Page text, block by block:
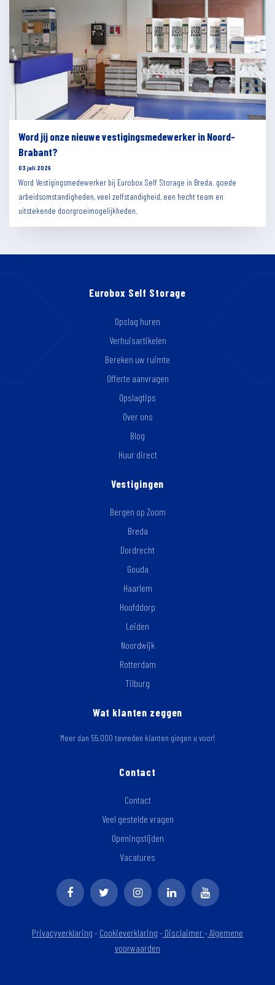
Word jij onze nieuwe vestigingsmedewerker in Noord-
Brabant?
03 juli 2026
Word Vestigingsmedewerker bij Eurobox Self Storage in Breda. goede
arbeidsomstandigheden, veel zelfstandigheid, een hecht team en
uitstekende doorgroeimogelijkheden.
Eurobox Self Storage
Opslag huren
Verhuisartikelen
Bereken uw ruimte
Offerte aanvragen
Opslagtips
Over ons
Blog
Huur direct
Vestigingen
Bergen op Zoom
Breda
Dordrecht
Gouda
Haarlem
Hoofddorp
Leiden
Noordwijk
Rotterdam
Tilburg
Wat klanten zeggen
Meer dan 55.000 tevreden klanten gingen u voor!
Contact
Contact
Veel gestelde vragen
Openingstijden
Vacatures
Privacyverklaring - Cookieverklaring - Disclaimer-Algemene
voorwaarden